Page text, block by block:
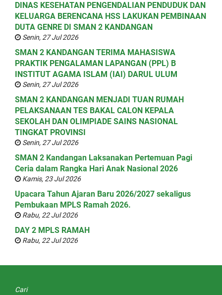
DINAS KESEHATAN PENGENDALIAN PENDUDUK DAN
KELUARGA BERENCANA HSS LAKUKAN PEMBINAAN
DUTA GENRE DI SMAN 2 KANDANGAN
Senin, 27 Jul 2026
SMAN 2 KANDANGAN TERIMA MAHASISWA
PRAKTIK PENGALAMAN LAPANGAN (PPL) B
INSTITUT AGAMA ISLAM (IAI) DARUL ULUM
Senin, 27 Jul 2026
SMAN 2 KANDANGAN MENJADI TUAN RUMAH
PELAKSANAAN TES BAKAL CALON KEPALA
SEKOLAH DAN OLIMPIADE SAINS NASIONAL
TINGKAT PROVINSI
Senin, 27 Jul 2026
SMAN 2 Kandangan Laksanakan Pertemuan Pagi
Ceria dalam Rangka Hari Anak Nasional 2026
Kamis, 23 Jul 2026
Upacara Tahun Ajaran Baru 2026/2027 sekaligus
Pembukaan MPLS Ramah 2026.
Rabu, 22 Jul 2026
DAY 2 MPLS RAMAH
Rabu, 22 Jul 2026
Cari